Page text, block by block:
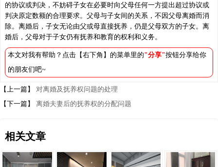
的协议或判决，不妨碍子女在必要时向父母任何一方提出超过协议或
判决原定数额的合理要求。父母与子女间的关系，不因父母离婚而消
除。离婚后，子女无论由父或母直接抚养，仍是父母双方的子女。离
婚后，父母对于子女仍有抚养和教育的权利和义务。
本文对我有帮助？点击【右下角】的菜单里的"分享"按钮分享给你
的朋友们吧~
【上一篇】
对离婚及抚养权问题的处理
【下一篇】
离婚夫妻后的抚养权的分配问题
相关文章